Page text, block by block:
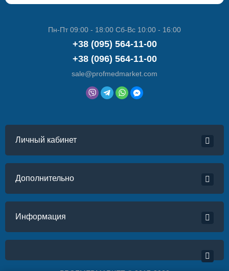
Пн-Пт 09:00 - 18:00 Сб-Вс 10:00 - 16:00
+38 (095) 564-11-00
+38 (096) 564-11-00
sale@profmedmarket.com
Личный кабинет
Дополнительно
Информация